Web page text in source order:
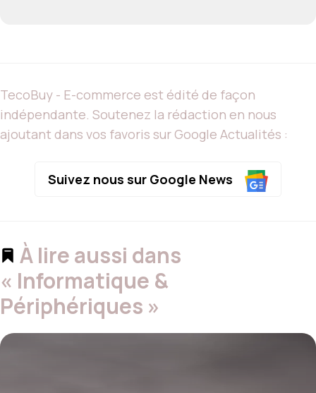
TecoBuy - E-commerce est édité de façon
indépendante. Soutenez la rédaction en nous
ajoutant dans vos favoris sur Google Actualités :
Suivez nous sur Google News
À lire aussi dans
« Informatique &
Périphériques »